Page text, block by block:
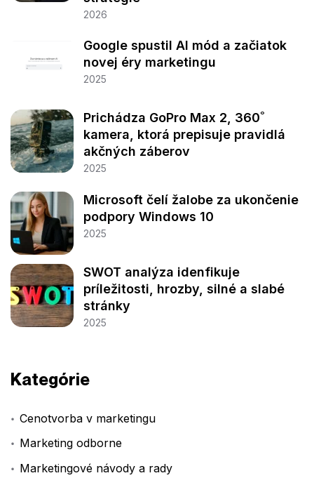
2026
Google spustil AI mód a začiatok
novej éry marketingu
2025
Prichádza GoPro Max 2, 360˚
kamera, ktorá prepisuje pravidlá
akčných záberov
2025
Microsoft čelí žalobe za ukončenie
podpory Windows 10
2025
SWOT analýza idenfikuje
príležitosti, hrozby, silné a slabé
stránky
2025
Kategórie
Cenotvorba v marketingu
Marketing odborne
Marketingové návody a rady